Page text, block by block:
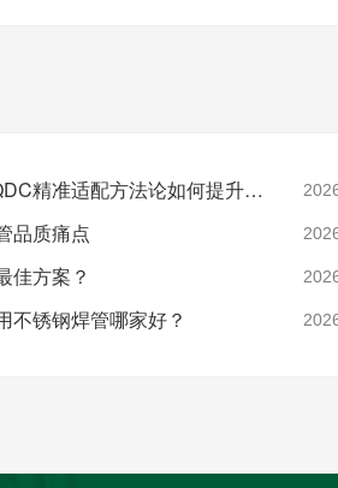
工业不锈钢焊管厂家的RQDC精准适配方法论如何提升客户价值？
品质痛点
佳方案？
不锈钢焊管哪家好？